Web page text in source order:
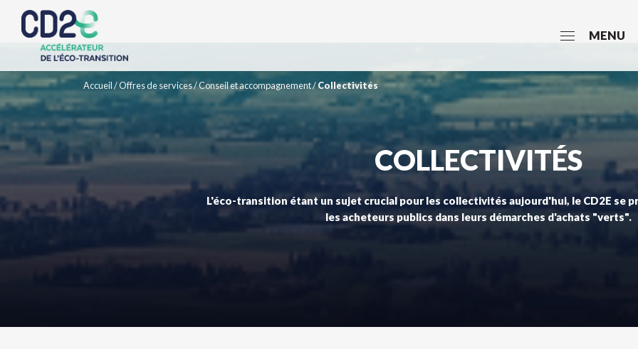
MENU
Accueil/Offres de services/Conseil et accompagnement/Collectivités
COLLECTIVITÉS
L'éco-transition étant un sujet crucial pour les collectivités aujourd'hui, le CD2E se
les acheteurs publics dans leurs démarches d'achats "verts".